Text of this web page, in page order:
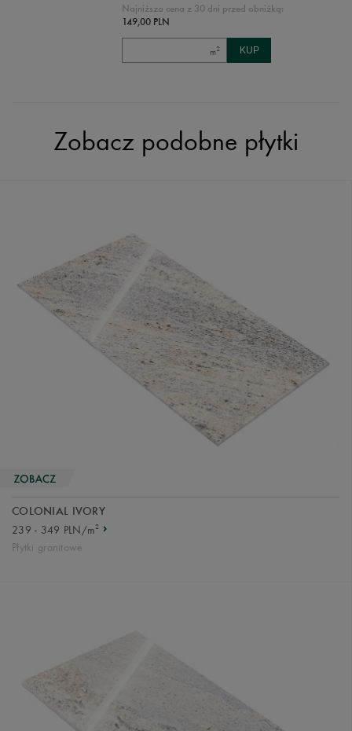
Najniższa cena z 30 dni przed obniżką:
149,00 PLN
m2
Zobacz podobne płytki
COLONIAL IVORY
239 - 349 PLN/m2
Płytki granitowe